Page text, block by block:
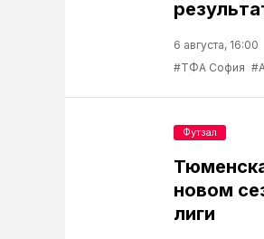
6 августа, 16:00
#ТФА София
новом
лиги
Футзал